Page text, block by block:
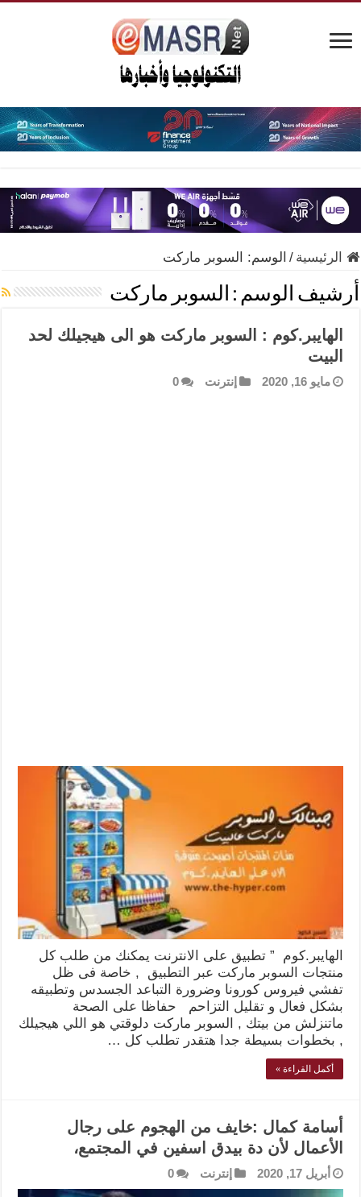
الرئيسية / الوسم: السوبر ماركت
أرشيف الوسم : السوبر ماركت
الهايبر.كوم : السوبر ماركت هو الى هيجيلك لحد
البيت
مايو 16, 2020 إنترنت 0
الهايبر.كوم ” تطبيق على الانترنت يمكنك من طلب كل
منتجات السوبر ماركت عبر التطبيق , خاصة فى ظل
تفشي فيروس كورونا وضرورة التباعد الجسدس وتطبيقه
بشكل فعال و تقليل التزاحم حفاظا على الصحة
ماتنزلش من بيتك , السوبر ماركت دلوقتي هو اللي هيجيلك
, بخطوات بسيطة جدا هتقدر تطلب كل …
أكمل القراءة »
أسامة كمال :خايف من الهجوم على رجال
الأعمال لأن دة بيدق اسفين في المجتمع،
أبريل 17, 2020 إنترنت 0